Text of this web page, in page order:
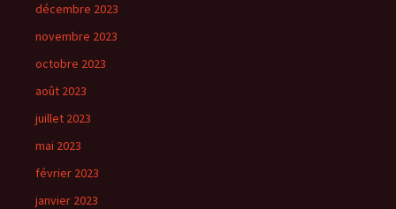
décembre 2023
novembre 2023
octobre 2023
août 2023
juillet 2023
mai 2023
février 2023
janvier 2023